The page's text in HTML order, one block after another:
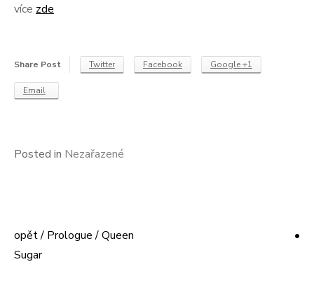
více zde
Share Post Twitter Facebook Google +1
Email
Posted in Nezařazené
Navigace
opět / Prologue / Queen
Sugar
•